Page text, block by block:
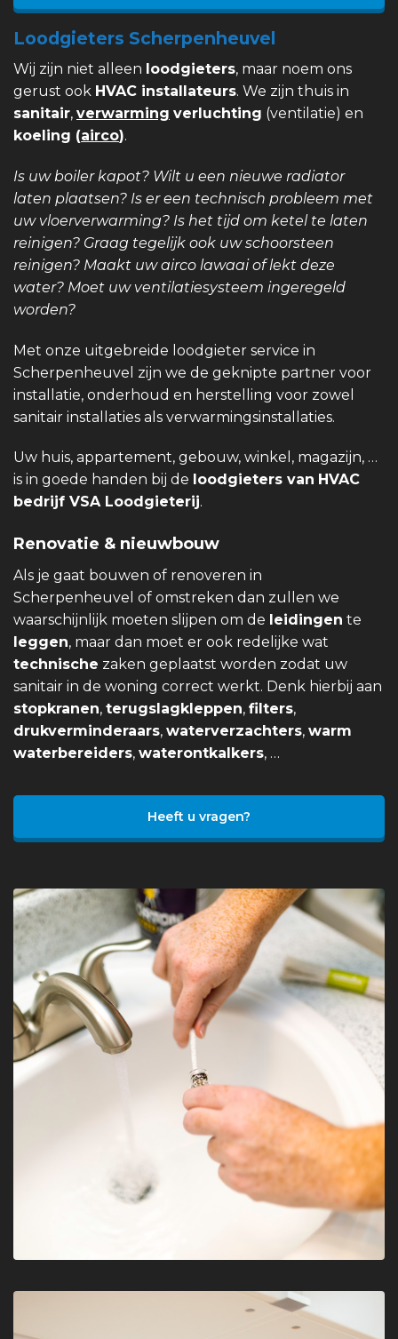
Loodgieters Scherpenheuvel
Wij zijn niet alleen loodgieters, maar noem ons
gerust ook HVAC installateurs. We zijn thuis in
sanitair, verwarming verluchting (ventilatie) en
koeling (airco).
Is uw boiler kapot? Wilt u een nieuwe radiator
laten plaatsen? Is er een technisch probleem met
uw vloerverwarming? Is het tijd om ketel te laten
reinigen? Graag tegelijk ook uw schoorsteen
reinigen? Maakt uw airco lawaai of lekt deze
water? Moet uw ventilatiesysteem ingeregeld
worden?
Met onze uitgebreide loodgieter service in
Scherpenheuvel zijn we de geknipte partner voor
installatie, onderhoud en herstelling voor zowel
sanitair installaties als verwarmingsinstallaties.
Uw huis, appartement, gebouw, winkel, magazijn, …
is in goede handen bij de loodgieters van HVAC
bedrijf VSA Loodgieterij.
Renovatie & nieuwbouw
Als je gaat bouwen of renoveren in
Scherpenheuvel of omstreken dan zullen we
waarschijnlijk moeten slijpen om de leidingen te
leggen, maar dan moet er ook redelijke wat
technische zaken geplaatst worden zodat uw
sanitair in de woning correct werkt. Denk hierbij aan
stopkranen, terugslagkleppen, filters,
drukverminderaars, waterverzachters, warm
waterbereiders, waterontkalkers, …
Heeft u vragen?